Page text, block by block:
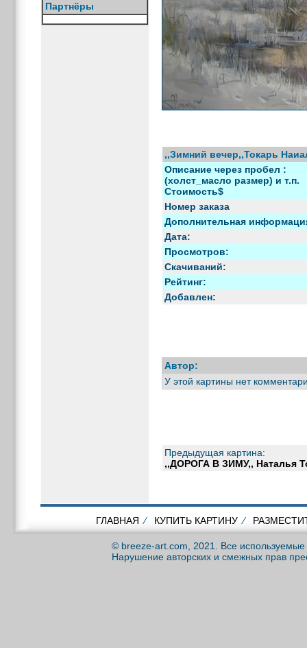
Партнёры
,,Зимний вечер,,Токарь
Описание через пробел :
(холст_масло размер) и т.п.
Стоимость$
Номер заказа
Дополнительная
Дата:
Просмотров:
Скачиваний:
Рейтинг:
Добавлен:
Автор:
У этой картины нет
Предыдущая картина:
,,ДОРОГА В ЗИМУ,, Наталья
ГЛАВНАЯ ⁄ КУПИТЬ КАРТИНУ ⁄
© breeze-art.com, 2021. Все
Нарушение авторских и смежных прав